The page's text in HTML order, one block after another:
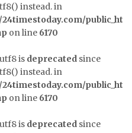
instead. in
public_ht
on line 6170
is deprecated since
instead. in
public_ht
on line 6170
is deprecated since